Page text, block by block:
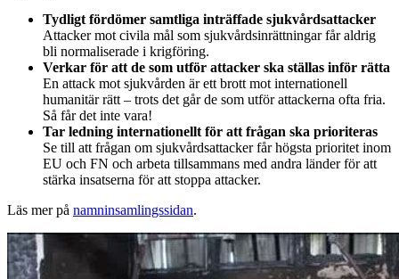
Tydligt fördömer samtliga inträffade sjukvårdsattacker
Attacker mot civila mål som sjukvårdsinrättningar får aldrig
bli normaliserade i krigföring.
Verkar för att de som utför ­attacker ska ställas inför rätta
En attack mot sjukvården är ett brott mot internationell
humanitär rätt – trots det går de som utför attackerna ofta fria.
Så får det inte vara!
Tar ledning internationellt för att frågan ska prioriteras
Se till att frågan om sjukvårdsattacker får högsta prioritet inom
EU och FN och arbeta tillsammans med andra länder för att
stärka insatserna för att stoppa attacker.
Läs mer på namninsamlingssidan.